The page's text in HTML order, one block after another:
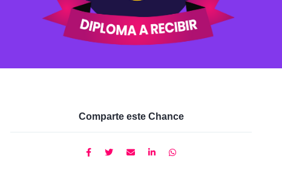
Comparte este Chance